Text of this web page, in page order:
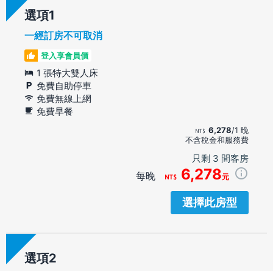
選項
一經訂房不可取消
登入享會員價
1 張特大雙人床
免費自助停車
免費無線上網
免費早餐
6,278/1 晚
不含稅金和服務費
只剩 3 間客房
每晚 6,278元
選擇此房型
選項